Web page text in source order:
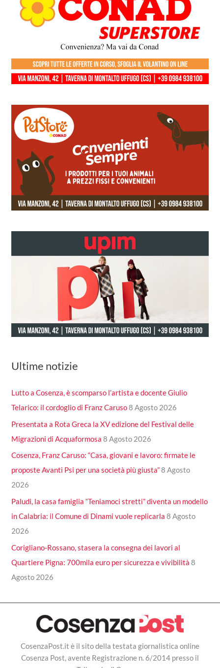
Ultime notizie
Lutto a Cosenza, è scomparso l’artista e docente Giulio
Telarico: il cordoglio di Franz Caruso8 Agosto 2026
Presentata a Rota Greca la XV edizione del Festival delle
Migrazioni di Acquaformosa 8 Agosto 2026
Cosenza, Franz Caruso: “Casa, giovani e lavoro: firmate le
proposte Avanti Psi per una società più giusta”8 Agosto
2026
Paludi, la casa famiglia “Teniamoci stretti” diventa un modello
in Calabria: il Comune di Dinami vuole replicarla 8 Agosto
2026
Corigliano-Rossano, stasera la consegna dei lavori al
Quartiere Pigna: 700mila euro per sicurezza e vivibilità 8
Agosto 2026
CosenzaPost.it è il sito della testata giornalistica online
Cosenza Post, avente Registrazione n. 6/2014 presso il